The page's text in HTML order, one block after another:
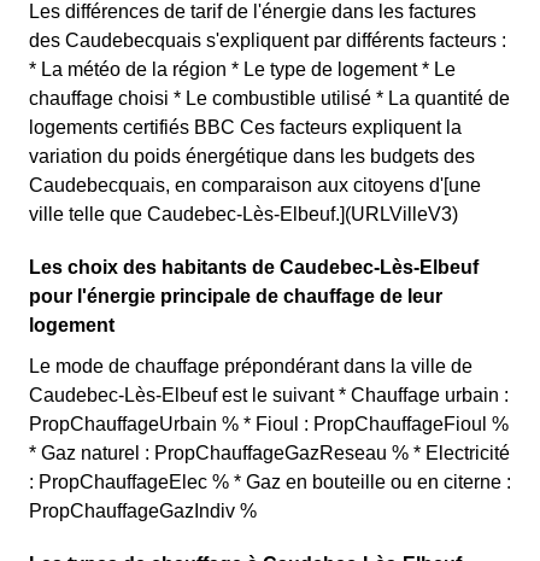
Les différences de tarif de l'énergie dans les factures
des Caudebecquais s'expliquent par différents facteurs :
* La météo de la région * Le type de logement * Le
chauffage choisi * Le combustible utilisé * La quantité de
logements certifiés BBC Ces facteurs expliquent la
variation du poids énergétique dans les budgets des
Caudebecquais, en comparaison aux citoyens d'[une
ville telle que Caudebec-Lès-Elbeuf.](URLVilleV3)
Les choix des habitants de Caudebec-Lès-Elbeuf
pour l'énergie principale de chauffage de leur
logement
Le mode de chauffage prépondérant dans la ville de
Caudebec-Lès-Elbeuf est le suivant * Chauffage urbain :
PropChauffageUrbain % * Fioul : PropChauffageFioul %
* Gaz naturel : PropChauffageGazReseau % * Electricité
: PropChauffageElec % * Gaz en bouteille ou en citerne :
PropChauffageGazIndiv %